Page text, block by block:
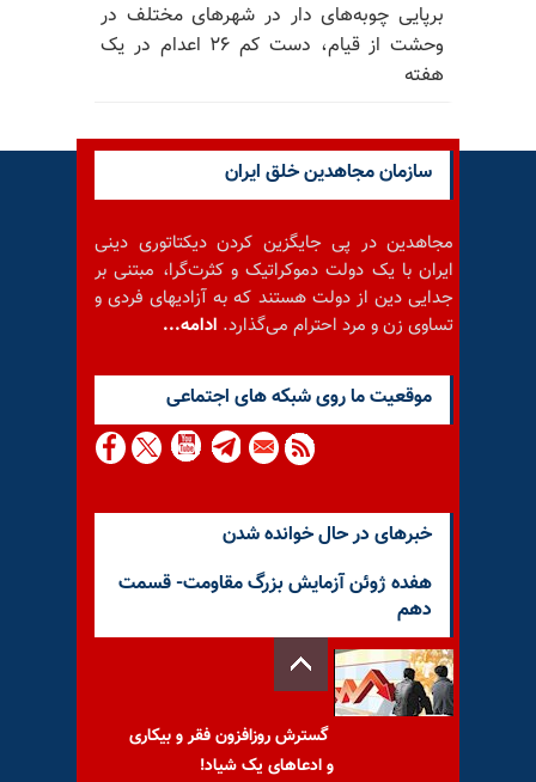
برپایی چوبه‌های دار در شهرهای مختلف در
وحشت از قیام، دست کم ۲۶ اعدام در یک
هفته
سازمان مجاهدین خلق ایران
مجاهدین در پی جایگزین کردن دیکتاتوری دینی
ایران با یک دولت دموکراتیک و کثرت‌گرا، مبتنی بر
جدایی دین از دولت هستند که به آزادیهای فردی و
تساوی زن و مرد احترام می‌گذارد. ادامه...
موقعيت ما روى شبكه هاى اجتماعى
خبرهای در حال خوانده شدن
هفده ژوئن آزمایش بزرگ مقاومت- قسمت
دهم
گسترش روزافزون فقر و بیکاری
و ادعاهای یک شیاد!